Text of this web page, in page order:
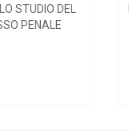
STUDIO DEL
PENALE